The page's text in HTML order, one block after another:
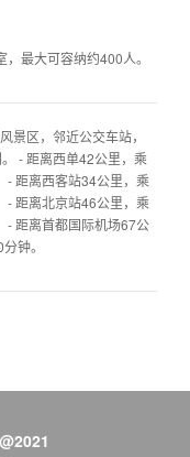
，最大可容纳约400人。
景区，邻近公交车站，
- 距离西单42公里，乘
- 距离西客站34公里，乘
- 距离北京站46公里，乘
- 距离首都国际机场67公
钟。